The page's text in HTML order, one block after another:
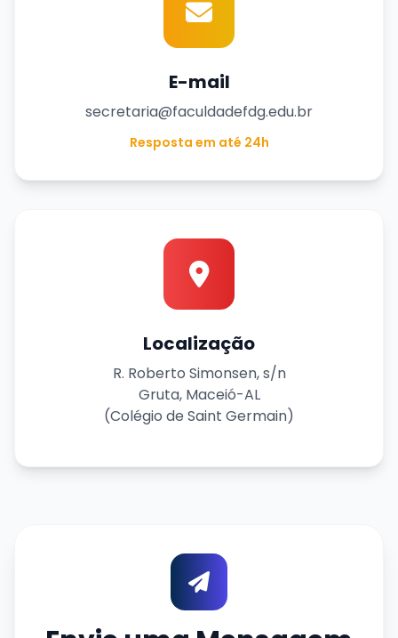
E-mail
secretaria@faculdadefdg.edu.br
Resposta em até 24h
Localização
R. Roberto Simonsen, s/n
Gruta, Maceió-AL
(Colégio de Saint Germain)